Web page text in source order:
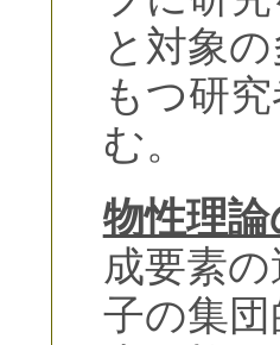
と対象
もつ研
む。
物性理
成要素
子の集